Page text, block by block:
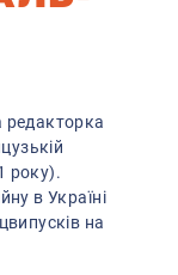
редакторка
року).
в Україні
на